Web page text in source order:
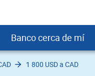
Banco cerca de mí
de Mí
1 800 USD a CAD